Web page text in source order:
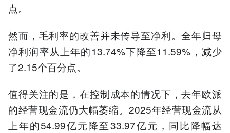
点。
然而，毛利率的改善并未传导至净利。全年归母
净利润率从上年的13.74%下降至11.59%，减少
了2.15个百分点。
值得关注的是，在控制成本的情况下，去年欧派
的经营现金流仍大幅萎缩。2025年经营现金流从
上年的54.99亿元降至33.97亿元，同比降幅达